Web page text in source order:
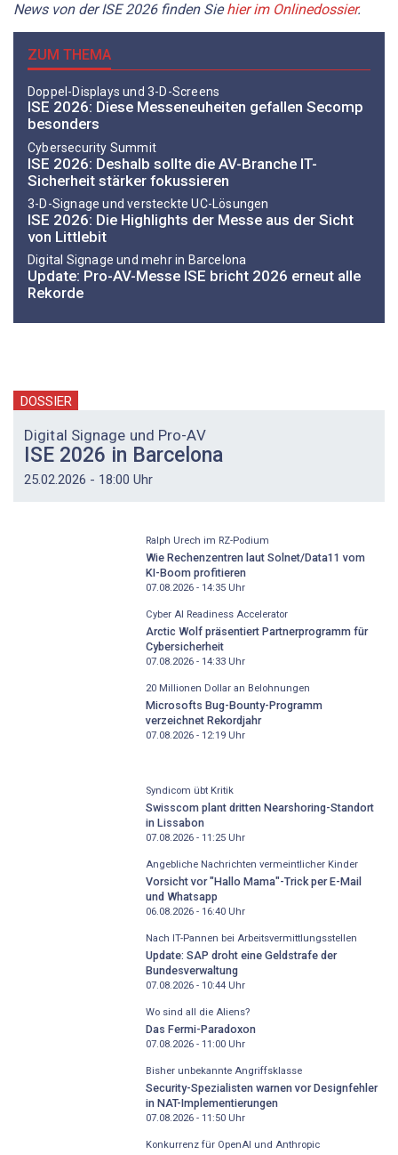
News von der ISE 2026 finden Siehier im Onlinedossier.
ZUM THEMA
Doppel-Displays und 3-D-Screens
ISE 2026: Diese Messeneuheiten gefallen Secomp
besonders
Cybersecurity Summit
ISE 2026: Deshalb sollte die AV-Branche IT-
Sicherheit stärker fokussieren
3-D-Signage und versteckte UC-Lösungen
ISE 2026: Die Highlights der Messe aus der Sicht
von Littlebit
Digital Signage und mehr in Barcelona
Update: Pro-AV-Messe ISE bricht 2026 erneut alle
Rekorde
DOSSIER
Digital Signage und Pro-AV
ISE 2026 in Barcelona
25.02.2026 - 18:00 Uhr
Ralph Urech im RZ-Podium
Wie Rechenzentren laut Solnet/Data11 vom
KI-Boom profitieren
07.08.2026 - 14:35Uhr
Cyber AI Readiness Accelerator
Arctic Wolf präsentiert Partnerprogramm für
Cybersicherheit
07.08.2026 - 14:33Uhr
20 Millionen Dollar an Belohnungen
Microsofts Bug-Bounty-Programm
verzeichnet Rekordjahr
07.08.2026 - 12:19Uhr
Syndicom übt Kritik
Swisscom plant dritten Nearshoring-Standort
in Lissabon
07.08.2026 - 11:25Uhr
Angebliche Nachrichten vermeintlicher Kinder
Vorsicht vor "Hallo Mama"-Trick per E-Mail
und Whatsapp
06.08.2026 - 16:40Uhr
Nach IT-Pannen bei Arbeitsvermittlungsstellen
Update: SAP droht eine Geldstrafe der
Bundesverwaltung
07.08.2026 - 10:44Uhr
Wo sind all die Aliens?
Das Fermi-Paradoxon
07.08.2026 - 11:00Uhr
Bisher unbekannte Angriffsklasse
Security-Spezialisten warnen vor Designfehler
in NAT-Implementierungen
07.08.2026 - 11:50Uhr
Konkurrenz für OpenAI und Anthropic